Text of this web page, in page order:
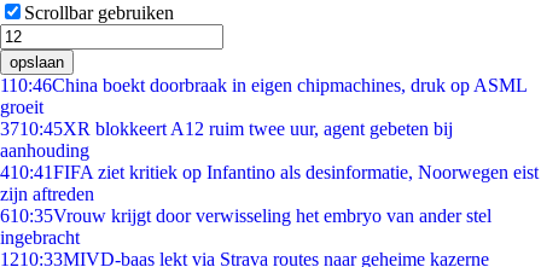
Scrollbar gebruiken
opslaan
110:46China boekt doorbraak in eigen chipmachines, druk op ASML
groeit
3710:45XR blokkeert A12 ruim twee uur, agent gebeten bij
aanhouding
410:41FIFA ziet kritiek op Infantino als desinformatie, Noorwegen eist
zijn aftreden
610:35Vrouw krijgt door verwisseling het embryo van ander stel
ingebracht
1210:33MIVD-baas lekt via Strava routes naar geheime kazerne